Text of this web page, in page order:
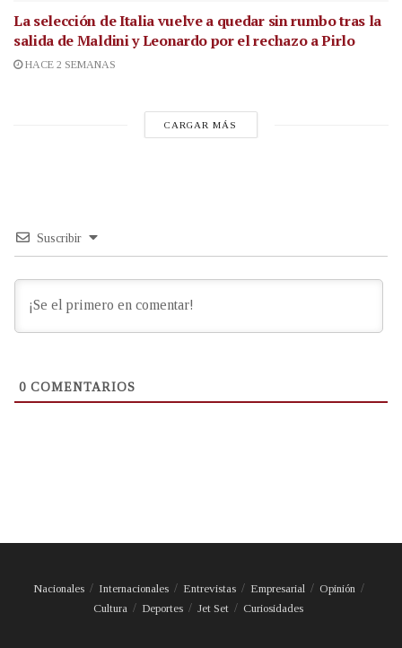
La selección de Italia vuelve a quedar sin rumbo tras la
salida de Maldini y Leonardo por el rechazo a Pirlo
HACE 2 SEMANAS
CARGAR MÁS
Suscribir
0 COMENTARIOS
Nacionales Internacionales Entrevistas Empresarial
Opinión
Cultura
Deportes Jet Set Curiosidades